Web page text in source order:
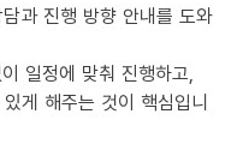
과 진행 방향 안내를 도와
일정에 맞춰 진행하고,
게 해주는 것이 핵심입니